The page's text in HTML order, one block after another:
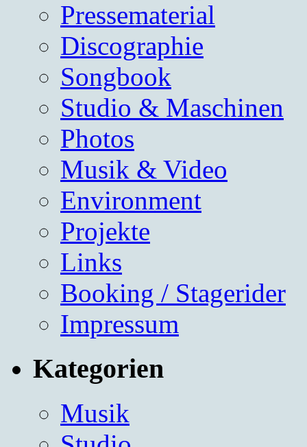
Pressematerial
Discographie
Songbook
Studio & Maschinen
Photos
Musik & Video
Environment
Projekte
Links
Booking / Stagerider
Impressum
Kategorien
Musik